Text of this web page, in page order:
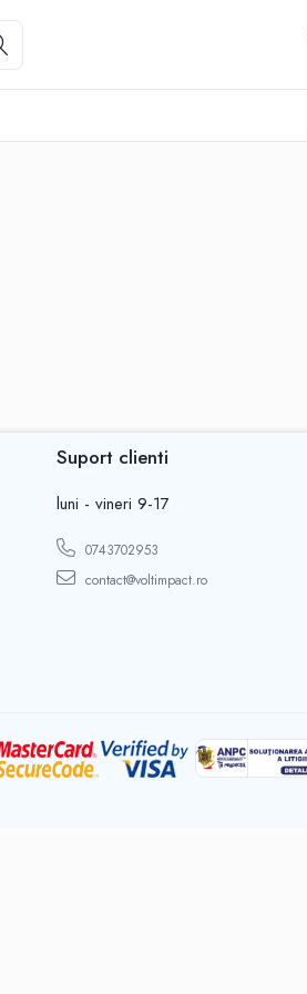
Suport clienti
luni - vineri 9-17
0743702953
contact@voltimpact.ro